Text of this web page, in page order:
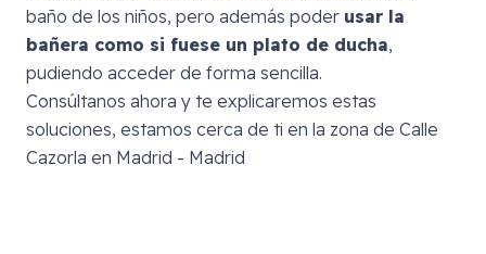
baño de los niños, pero además poder usar la
bañera como si fuese un plato de ducha,
pudiendo acceder de forma sencilla.
Consúltanos ahora y te explicaremos estas
soluciones, estamos cerca de ti en la zona de Calle
Cazorla en Madrid - Madrid